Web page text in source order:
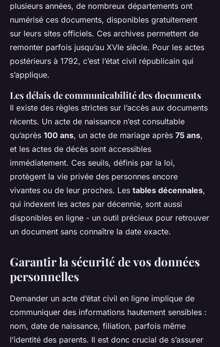
plusieurs années, de nombreux départements ont
numérisé ces documents, disponibles gratuitement
sur leurs sites officiels. Ces archives permettent de
remonter parfois jusqu’au XVIe siècle. Pour les actes
postérieurs à 1792, c’est l’état civil républicain qui
s’applique.
Les délais de communicabilité des documents
Il existe des règles strictes sur l’accès aux documents
récents. Un acte de naissance n’est consultable
qu’après 100 ans, un acte de mariage après 75 ans,
et les actes de décès sont accessibles
immédiatement. Ces seuils, définis par la loi,
protègent la vie privée des personnes encore
vivantes ou de leur proches. Les tables décennales,
qui indexent les actes par décennie, sont aussi
disponibles en ligne - un outil précieux pour retrouver
un document sans connaître la date exacte.
Garantir la sécurité de vos données
personnelles
Demander un acte d’état civil en ligne implique de
communiquer des informations hautement sensibles :
nom, date de naissance, filiation, parfois même
l’identité des parents. Il est donc crucial de s’assurer